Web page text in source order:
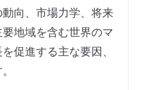
向、市場力学、将来
地域を含む世界のマ
促進する主な要因、